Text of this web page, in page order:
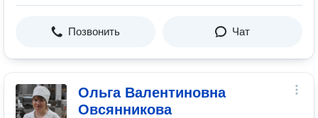
Позвонить Чат
Ольга Валентиновна
Овсянникова